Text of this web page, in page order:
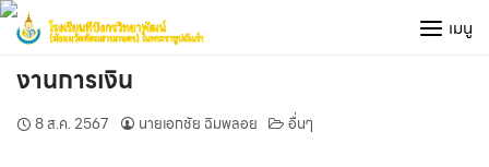
Skip
content
เมนู
งานการเงิน
8 ส.ค. 2567 นายเอกชัย ฉิมพลอย อื่นๆ